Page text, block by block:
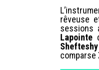
rêveuse
sessions
Lapointe
Shefteshy
comparse